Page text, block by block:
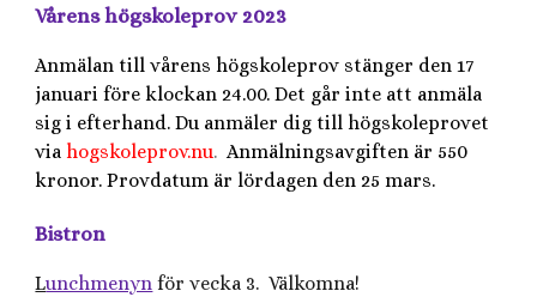
Vårens högskoleprov 2023
Anmälan till vårens högskoleprov stänger den 17
januari före klockan 24.00. Det går inte att anmäla
sig i efterhand. Du anmäler dig till högskoleprovet
via hogskoleprov.nu. Anmälningsavgiften är 550
kronor. Provdatum är lördagen den 25 mars.
Bistron
Lunchmenyn för vecka 3. Välkomna!